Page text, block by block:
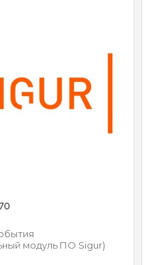
Лицензия на
терминалов